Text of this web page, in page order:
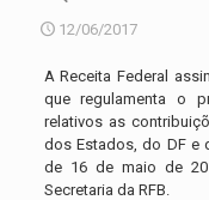
12/06/2017
A Receita Federal
que regulamenta o
relativos as
dos Estados, do DF e
de 16 de maio de
Secretaria da RFB.